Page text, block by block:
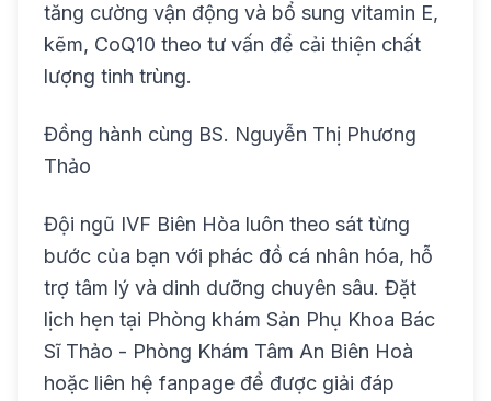
tăng cường vận động và bổ sung vitamin E,
kẽm, CoQ10 theo tư vấn để cải thiện chất
lượng tinh trùng.
Đồng hành cùng BS. Nguyễn Thị Phương
Thảo
Đội ngũ IVF Biên Hòa luôn theo sát từng
bước của bạn với phác đồ cá nhân hóa, hỗ
trợ tâm lý và dinh dưỡng chuyên sâu. Đặt
lịch hẹn tại Phòng khám Sản Phụ Khoa Bác
Sĩ Thảo - Phòng Khám Tâm An Biên Hoà
hoặc liên hệ fanpage để được giải đáp